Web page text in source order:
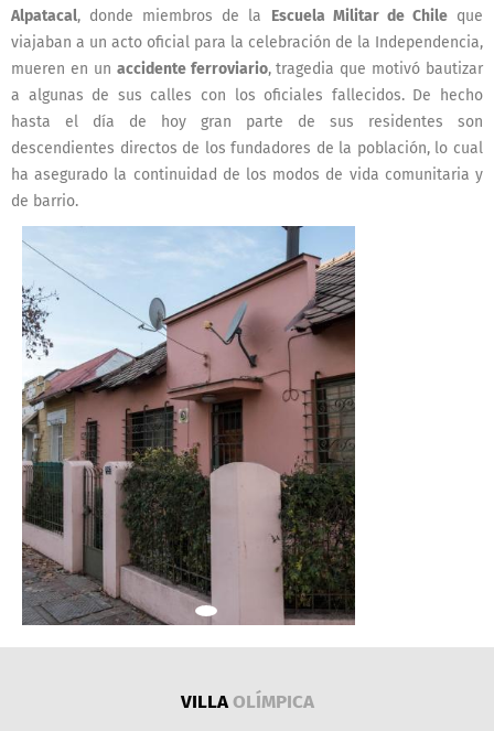
Alpatacal, donde miembros de la Escuela Militar de Chileque
viajaban a un acto oficial para la celebración de la Independencia,
mueren en un accidente ferroviario, tragedia que motivó bautizar
a algunas de sus calles con los oficiales fallecidos. De hecho
hasta el día de hoy gran parte de sus residentes son
descendientes directos de los fundadores de la población, lo cual
ha asegurado la continuidad de los modos de vida comunitaria y
de barrio.
VILLAOLÍMPICA